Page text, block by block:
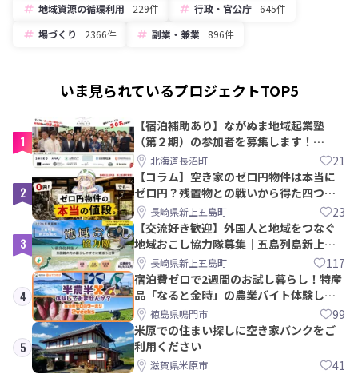
地域資源の循環利用
229件 行政・官公庁
645件
場づくり
2366件 副業・兼業 896件
いま見られているプロジェクトTOP5
1
【宿泊補助あり】ながぬま地域起業塾
（第２期）の参加者を募集します！
【8/21〆】
北海道長沼町 21
2
【コラム】空き家のゼロ円物件は本当に
ゼロ円？残置物との戦いから得た四つの
教訓｜新上五島町
長崎県新上五島町 23
3
【交流好き歓迎】外国人と地域をつなぐ
地域おこし協力隊募集｜五島列島新上五
島町長崎県新上五島町 117
4
宿泊費ゼロで2週間のお試し暮らし！特産
品「なると金時」の農業バイト体験して
みませんか？
徳島県鳴門市 99
5
米原での住まい探しに空き家バンクをご
利用ください
滋賀県米原市 41